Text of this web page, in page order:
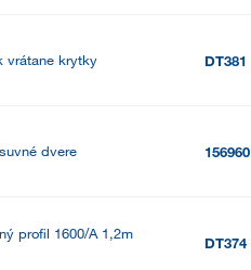
vrátane krytky DT381
dvere 156960
profil 1600/A 1,2m
DT374